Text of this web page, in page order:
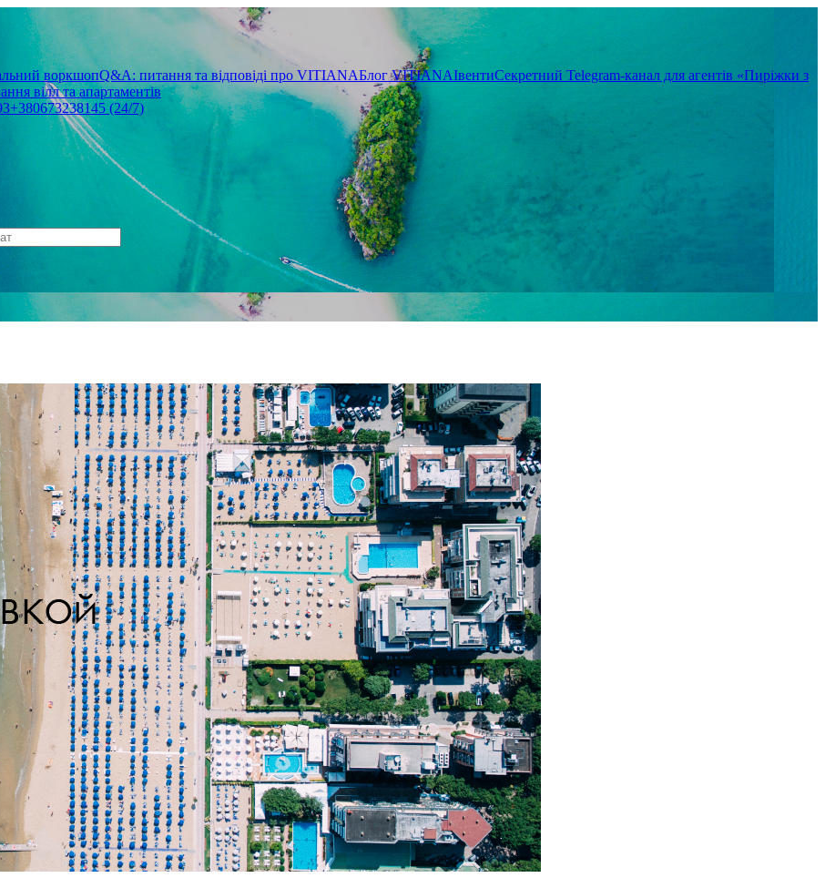
воркшопQ&A: питання та відповіді про VITIANAБлог VITIANAІвентиСекретний Telegram-канал для агентів «Пиріжки з
вілл та апартаментів
+380673238145 (24/7)